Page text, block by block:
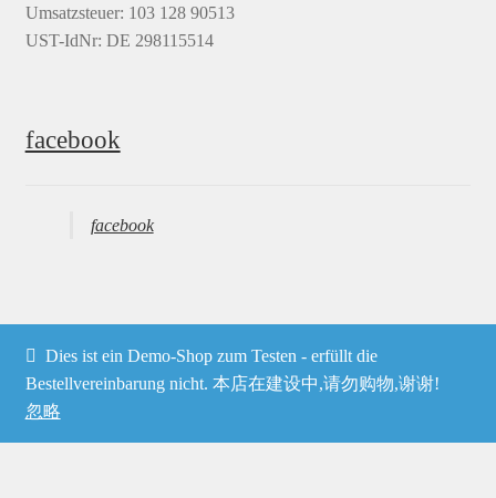
Umsatzsteuer: 103 128 90513
UST-IdNr: DE 298115514
facebook
facebook
© Heima online 2026
Dies ist ein Demo-Shop zum Testen - erfüllt die
Bestellvereinbarung nicht. 本店在建设中,请勿购物,谢谢!
忽略